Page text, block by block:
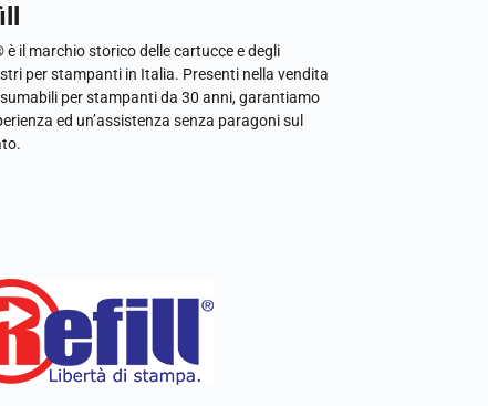
è il marchio storico delle cartucce e degli
per stampanti in Italia. Presenti nella vendita
per stampanti da 30 anni, garantiamo
ed un’assistenza senza paragoni sul